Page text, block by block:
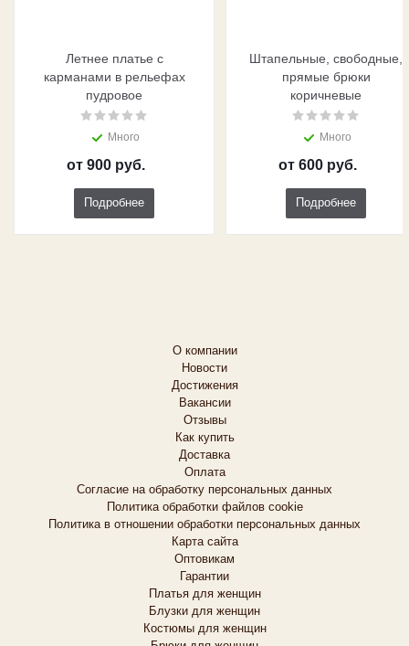
Летнее платье с
карманами в рельефах
пудровое
Много
от 900 руб.
Подробнее
Штапельные, свободные,
прямые брюки
коричневые
Много
от 600 руб.
Подробнее
О компании
Новости
Достижения
Вакансии
Отзывы
Как купить
Доставка
Оплата
Согласие на обработку персональных данных
Политика обработки файлов cookie
Политика в отношении обработки персональных данных
Карта сайта
Оптовикам
Гарантии
Платья для женщин
Блузки для женщин
Костюмы для женщин